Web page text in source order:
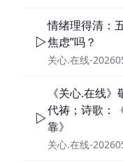
情绪理得清：
焦虑”吗？
关心.在线-
《关心.在线
代祷；诗歌：
靠》
关心.在线-